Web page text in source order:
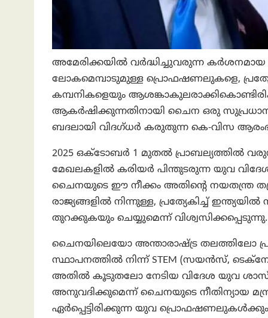
അമേരിക്കയില്‍ വർദ്ധിച്ചുവരുന്ന
ലോകമെമ്പാടുമുള്ള പ്രൊഫഷണലുകളെ,
കമ്പനികളെയും
ആകർഷിക്കുന്നതിനായി ചൈന ഒരു സുപ്രധാന
ബദലായി വിദഗ്ധർ കരുതുന്ന കെ-വിസ
2025 ഒക്ടോബർ 1 മുതൽ പ്രാബല്യത്തിൽ
മേഖലകളിൽ കരിയർ പിന്തുടരുന്ന യുവ
ചൈനയുടെ ഈ നീക്കം അതിന്റെ നയതന്ത്ര
രാജ്യങ്ങളിൽ നിന്നുള്ള, പ്രത്യേകിച്ച്
തുറക്കുകയും ചെയ്യുമെന്ന് വിശ്വസിക്കപ്പെടുന്നു.
ചൈനയിലെയോ അന്താരാഷ്ട്ര
സ്ഥാപനത്തിൽ നിന്ന് STEM (സയൻസ്,
അതിൽ കൂടുതലോ നേടിയ വിദേശ യുവ
അനുവദിക്കുമെന്ന് ചൈനയുടെ നീതിന്യായ
ഏർപ്പെട്ടിരിക്കുന്ന യുവ